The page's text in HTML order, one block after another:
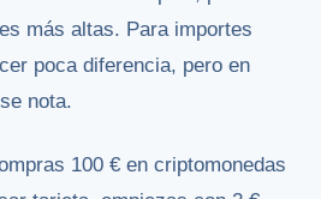
más altas. Para importes
poca diferencia, pero en
nota.
100 € en criptomonedas